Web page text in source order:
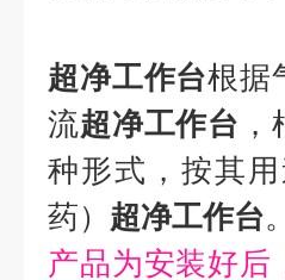
超净工作台根据
流超净工作台
种形式，按其
药） 超净工作台。
产品为安装好后